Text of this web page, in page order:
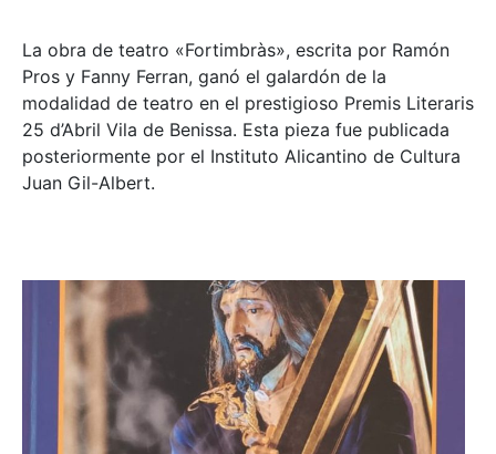
La obra de teatro «Fortimbràs», escrita por Ramón
Pros y Fanny Ferran, ganó el galardón de la
modalidad de teatro en el prestigioso Premis Literaris
25 d’Abril Vila de Benissa. Esta pieza fue publicada
posteriormente por el Instituto Alicantino de Cultura
Juan Gil-Albert.